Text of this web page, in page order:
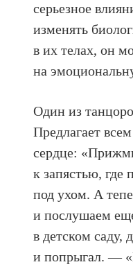
серьезное
изменять
в их телах, он
на
Один из
Предлагает
сердце:
к запястью, где
под ухом. А
и послушаем
в детском саду,
и попрыгал. —